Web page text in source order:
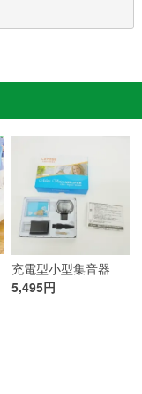
充電型小型集音器
5,495円